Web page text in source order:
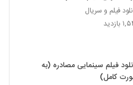
فیلم و سریال
فیلم سینمایی مصادره (به
کامل)